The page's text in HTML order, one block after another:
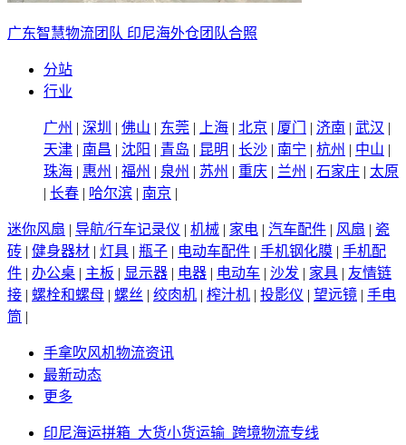
广东智慧物流团队 印尼海外仓团队合照
分站
行业
广州 | 深圳 | 佛山 | 东莞 | 上海 | 北京 | 厦门 | 济南 | 武汉 |
天津 | 南昌 | 沈阳 | 青岛 | 昆明 | 长沙 | 南宁 | 杭州 | 中山 |
珠海 | 惠州 | 福州 | 泉州 | 苏州 | 重庆 | 兰州 | 石家庄 | 太原
| 长春 | 哈尔滨 | 南京 |
迷你风扇 | 导航/行车记录仪 | 机械 | 家电 | 汽车配件 | 风扇 | 瓷
砖 | 健身器材 | 灯具 | 瓶子 | 电动车配件 | 手机钢化膜 | 手机配
件 | 办公桌 | 主板 | 显示器 | 电器 | 电动车 | 沙发 | 家具 | 友情链
接 | 螺栓和螺母 | 螺丝 | 绞肉机 | 榨汁机 | 投影仪 | 望远镜 | 手电
筒 |
手拿吹风机物流资讯
最新动态
更多
印尼海运拼箱_大货小货运输_跨境物流专线